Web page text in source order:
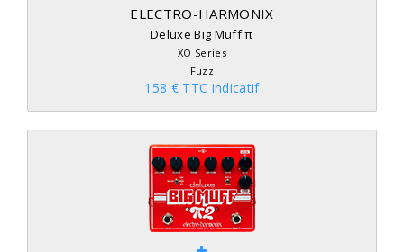
ELECTRO-HARMONIX
Deluxe Big Muff π
XO Series
Fuzz
158 € TTC indicatif